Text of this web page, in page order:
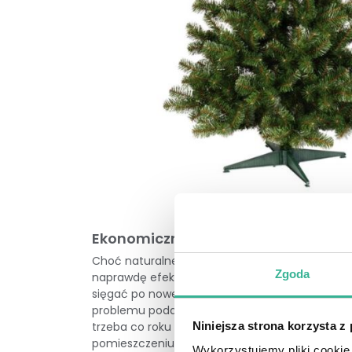
Zgoda
Niniejsza strona korzysta z
Ekonomiczne i ekologiczne
Choć naturalne drzewka mają swój
naprawdę efektownie. Jest to również
sięgać po nowe drzewko każdego roku. W
problemu poddać recyklingowi. Warto zwrócić
trzeba co roku inwestować w nowe drzewko.
pomieszczeniu czy podlewaniem.